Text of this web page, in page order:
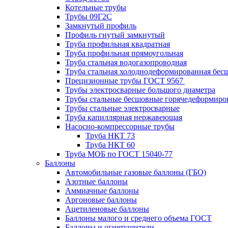
Котельные трубы
Трубы 09Г2С
Замкнутый профиль
Профиль гнутый замкнутый
Труба профильная квадратная
Труба профильная прямоугольная
Труба стальная водогазопроводная
Труба стальная холоднодеформированная
Прецизионные трубы ГОСТ 9567
Трубы электросварные большого диаметра
Трубы стальные бесшовные
Трубы стальные электросварные
Труба капиллярная нержавеющая
Насосно-компрессорные трубы
Труба НКТ 73
Труба НКТ 60
Труба МОБ по ГОСТ 15040-77
Баллоны
Автомобильные газовые баллоны (ГБО)
Азотные баллоны
Аммиачные баллоны
Аргоновые баллоны
Ацетиленовые баллоны
Баллоны малого и среднего объема ГОСТ